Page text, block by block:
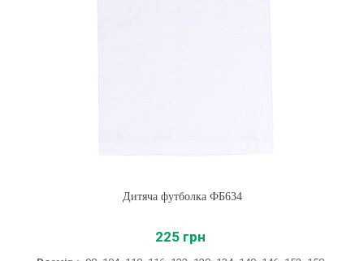
Дитяча футболка ФБ634
225 грн